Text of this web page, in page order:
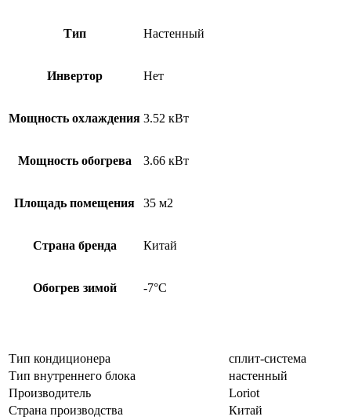
Тип Настенный
Инвертор Нет
Мощность охлаждения 3.52 кВт
Мощность обогрева 3.66 кВт
Площадь помещения 35 м2
Страна бренда Китай
Обогрев зимой -7°С
Тип кондиционера
сплит-система
Тип внутреннего блока
настенный
Производитель
Loriot
Страна производства
Китай